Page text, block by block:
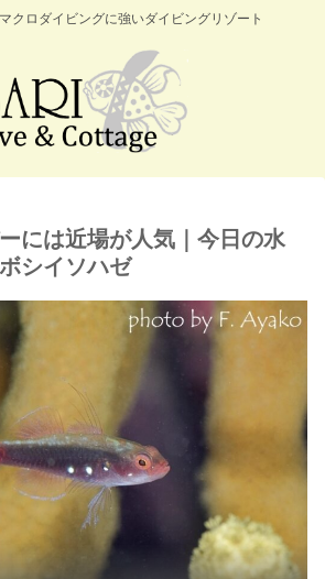
クロダイビングに強いダイビングリゾート
には近場が人気｜今日の水
シイソハゼ